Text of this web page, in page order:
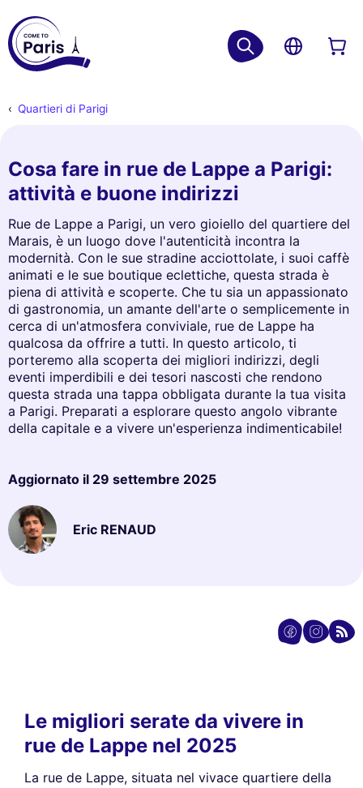
Quartieri di Parigi
Cosa fare in rue de Lappe a Parigi:
attività e buone indirizzi
Rue de Lappe a Parigi, un vero gioiello del quartiere del
Marais, è un luogo dove l'autenticità incontra la
modernità. Con le sue stradine acciottolate, i suoi caffè
animati e le sue boutique eclettiche, questa strada è
piena di attività e scoperte. Che tu sia un appassionato
di gastronomia, un amante dell'arte o semplicemente in
cerca di un'atmosfera conviviale, rue de Lappe ha
qualcosa da offrire a tutti. In questo articolo, ti
porteremo alla scoperta dei migliori indirizzi, degli
eventi imperdibili e dei tesori nascosti che rendono
questa strada una tappa obbligata durante la tua visita
a Parigi. Preparati a esplorare questo angolo vibrante
della capitale e a vivere un'esperienza indimenticabile!
Aggiornato il 29 settembre 2025
Eric RENAUD
Le migliori serate da vivere in
rue de Lappe nel 2025
La rue de Lappe, situata nel vivace quartiere della